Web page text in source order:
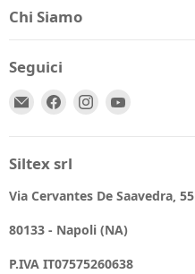
Chi Siamo
Seguici
Email
Trovaci Trovaci
Siltex srl
Via Cervantes De Saavedra, 55
80133 - Napoli (NA)
P.IVA IT07575260638